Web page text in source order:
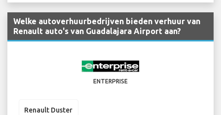
Welke autoverhuurbedrijven bieden verhuur van
Renault auto's van Guadalajara Airport aan?
ENTERPRISE
Renault Duster